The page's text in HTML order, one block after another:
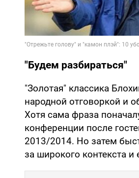
"Будем разбираться"
"Золотая" классика
народной отговоркой и
Хотя сама фраза
конференции после
2013/2014. Но затем
за широкого контекста и